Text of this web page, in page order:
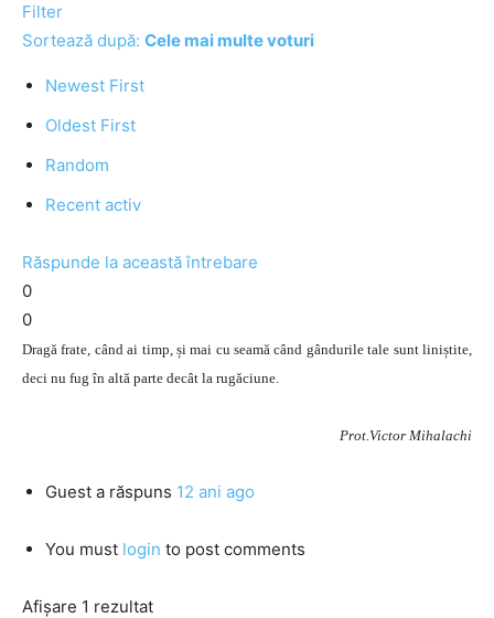
Filter
Sortează după: Cele mai multe voturi
Newest First
Oldest First
Random
Recent activ
Răspunde la această întrebare
0
0
Dragă frate, când ai timp, și mai cu seamă când gândurile tale sunt liniștite,
deci nu fug în altă parte decât la rugăciune.
Prot.Victor Mihalachi
Guest a răspuns 12 ani ago
You must login to post comments
Afișare 1 rezultat